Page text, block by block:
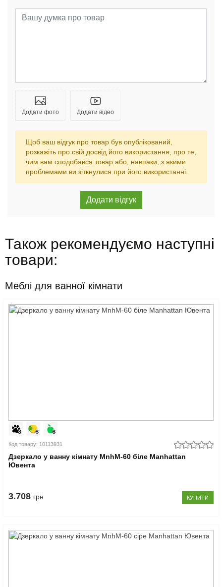
Додати фото Додати відео
Щоб ваш відгук про товар був опублікований,
розкажіть про свій досвід його використання, про те,
чим вам сподобався товар або, навпаки, з якими
проблемами ви зіткнулися при його використанні.
Також рекомендуємо наступні
товари:
Меблі для ванної кімнати
Код товару: 10113931
Дзеркало у ванну кімнату MnhM-60 біле Manhattan
Ювента
3.708 грн КУПИТИ